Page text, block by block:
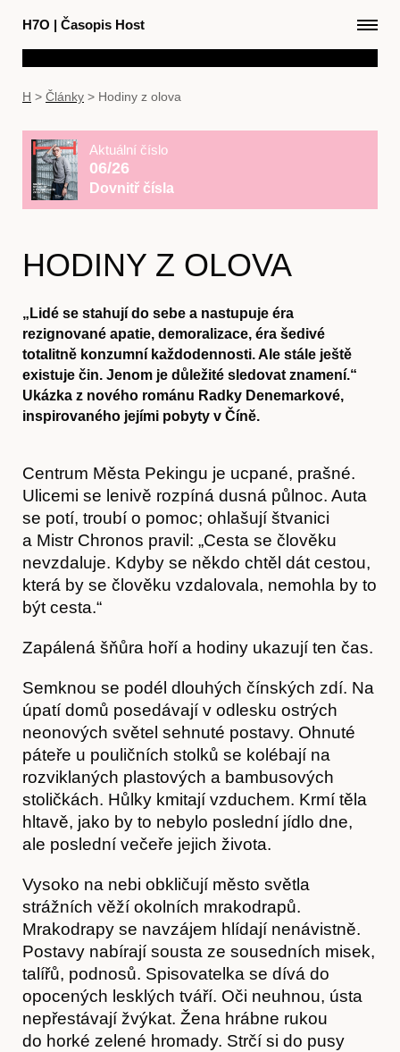
H7O | Časopis Host
H > Články > Hodiny z olova
Aktuální číslo
06/26
Dovnitř čísla
HODINY Z OLOVA
„Lidé se stahují do sebe a nastupuje éra
rezignované apatie, demoralizace, éra šedivé
totalitně konzumní každodennosti. Ale stále ještě
existuje čin. Jenom je důležité sledovat znamení.“
Ukázka z nového románu Radky Denemarkové,
inspirovaného jejími pobyty v Číně.
Centrum Města Pekingu je ucpané, prašné.
Ulicemi se lenivě rozpíná dusná půlnoc. Auta
se potí, troubí o pomoc; ohlašují štvanici
a Mistr Chronos pravil: „Cesta se člověku
nevzdaluje. Kdyby se někdo chtěl dát cestou,
která by se člověku vzdalovala, nemohla by to
být cesta.“
Zapálená šňůra hoří a hodiny ukazují ten čas.
Semknou se podél dlouhých čínských zdí. Na
úpatí domů posedávají v odlesku ostrých
neonových světel sehnuté postavy. Ohnuté
páteře u pouličních stolků se kolébají na
rozviklaných plastových a bambusových
stoličkách. Hůlky kmitají vzduchem. Krmí těla
hltavě, jako by to nebylo poslední jídlo dne,
ale poslední večeře jejich života.
Vysoko na nebi obkličují město světla
strážních věží okolních mrakodrapů.
Mrakodrapy se navzájem hlídají nenávistně.
Postavy nabírají sousta ze sousedních misek,
talířů, podnosů. Spisovatelka se dívá do
opocených lesklých tváří. Oči neuhnou, ústa
nepřestávají žvýkat. Žena hrábne rukou
do horké zelené hromady. Strčí si do pusy